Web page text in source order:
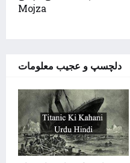
Mojza
دلچسپ و عجیب معلومات